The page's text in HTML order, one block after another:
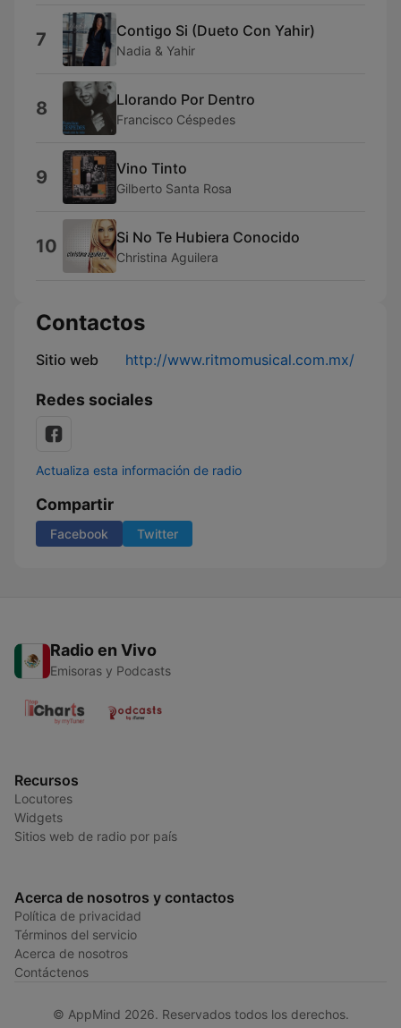
7 Contigo Si (Dueto Con Yahir)
Nadia & Yahir
8 Llorando Por Dentro
Francisco Céspedes
9 Vino Tinto
Gilberto Santa Rosa
10 Si No Te Hubiera Conocido
Christina Aguilera
Contactos
Sitio web http://www.ritmomusical.com.mx/
Redes sociales
Actualiza esta información de radio
Compartir
Facebook Twitter
Radio en Vivo
Emisoras y Podcasts
Recursos
Locutores
Widgets
Sitios web de radio por país
Acerca de nosotros y contactos
Política de privacidad
Términos del servicio
Acerca de nosotros
Contáctenos
© AppMind 2026. Reservados todos los derechos.